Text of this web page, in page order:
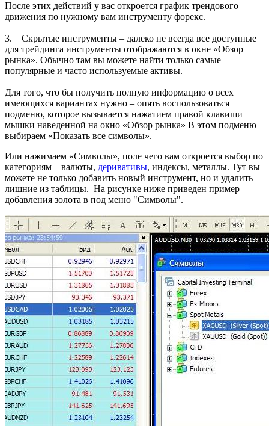
После этих действий у вас откроется график трендового
движения по нужному вам инструменту форекс.
3. Скрытые инструменты – далеко не всегда все доступные
для трейдинга инструменты отображаются в окне «Обзор
рынка». Обычно там вы можете найти только самые
популярные и часто используемые активы.
Для того, что бы получить полную информацию о всех
имеющихся вариантах нужно – опять воспользоваться
подменю, которое вызывается нажатием правой клавиши
мышки наведенной на окно «Обзор рынка» В этом подменю
выбираем «Показать все символы».
Или нажимаем «Символы», поле чего вам откроется выбор по
категориям – валюты, деривативы, индексы, металлы. Тут вы
можете не только добавить новый инструмент, но и удалить
лишние из таблицы. На рисунке ниже приведен пример
добавления золота в под меню "Символы".